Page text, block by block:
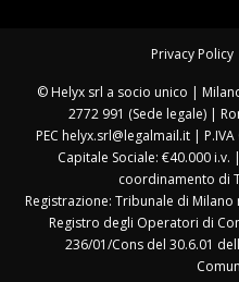
Privacy Policy
© Helyx srl a socio unico |
2772 991 (Sede legale) |
PEC helyx.srl@legalmail.it |
Capitale Sociale: €40.000
coordinamento di
Registrazione: Tribunale di Milano
Registro degli Operatori di
236/01/Cons del 30.6.01